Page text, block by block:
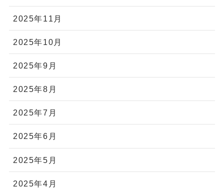
2025年11月
2025年10月
2025年9月
2025年8月
2025年7月
2025年6月
2025年5月
2025年4月